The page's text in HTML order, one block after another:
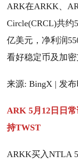
ARK在ARKK、
Circle(CRCL)共约
亿美元，净利润
看好稳定币及加密
来源: BingX | 发布
ARK 5月12日日
持TWST
ARKK买入NTLA